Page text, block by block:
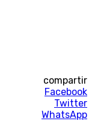
compartir
Facebook
Twitter
WhatsApp